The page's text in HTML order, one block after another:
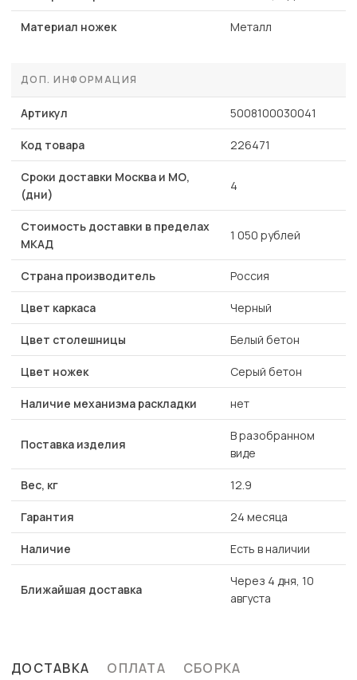
Материал ножек Металл
ДОП. ИНФОРМАЦИЯ
Артикул 5008100030041
Код товара 226471
Сроки доставки Москва и МО,
(дни)
4
Стоимость доставки в пределах
МКАД
1 050 рублей
Страна производитель Россия
Цвет каркаса Черный
Цвет столешницы Белый бетон
Цвет ножек Серый бетон
Наличие механизма раскладки нет
Поставка изделия
В разобранном
виде
Вес, кг 12.9
Гарантия 24 месяца
Наличие Есть в наличии
Ближайшая доставка
Через 4 дня, 10
августа
ДОСТАВКА ОПЛАТА СБОРКА